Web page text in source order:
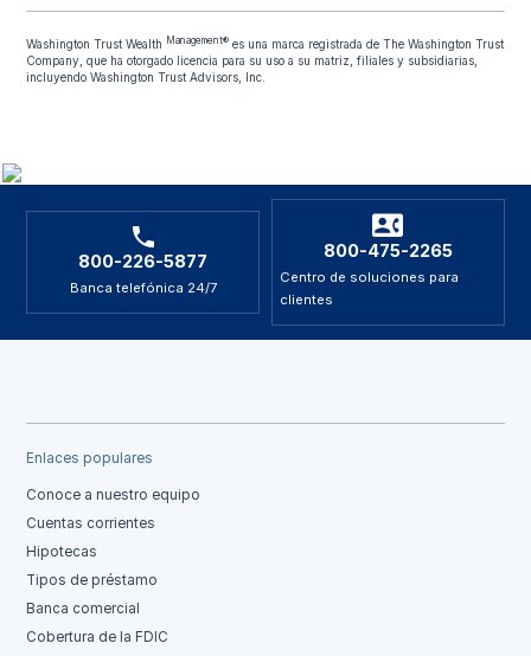
Washington Trust Wealth Management® es una marca registrada de The Washington Trust
Company, que ha otorgado licencia para su uso a su matriz, filiales y subsidiarias,
incluyendo Washington Trust Advisors, Inc.
800-226-5877
Banca telefónica 24/7
800-475-2265
Centro de soluciones para
clientes
Enlaces populares
Conoce a nuestro equipo
Cuentas corrientes
Hipotecas
Tipos de préstamo
Banca comercial
Cobertura de la FDIC